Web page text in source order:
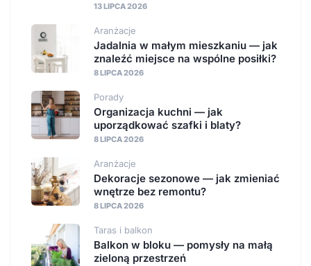
13 LIPCA 2026
Aranżacje
Jadalnia w małym mieszkaniu — jak
znaleźć miejsce na wspólne posiłki?
8 LIPCA 2026
Porady
Organizacja kuchni — jak
uporządkować szafki i blaty?
8 LIPCA 2026
Aranżacje
Dekoracje sezonowe — jak zmieniać
wnętrze bez remontu?
8 LIPCA 2026
Taras i balkon
Balkon w bloku — pomysły na małą
zieloną przestrzeń